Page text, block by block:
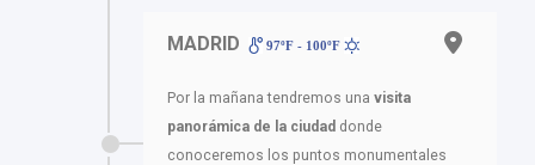
MADRID 97ºF - 100ºF
Por la mañana tendremos una visita
panorámica de la ciudad donde
conoceremos los puntos monumentales